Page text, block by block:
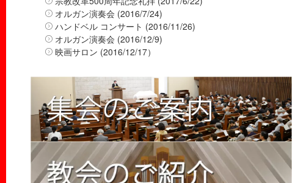
オルガン演奏会 (2016/7/24)
ハンドベル コンサート (2016/11/26)
オルガン演奏会 (2016/12/9)
映画サロン (2016/12/17）